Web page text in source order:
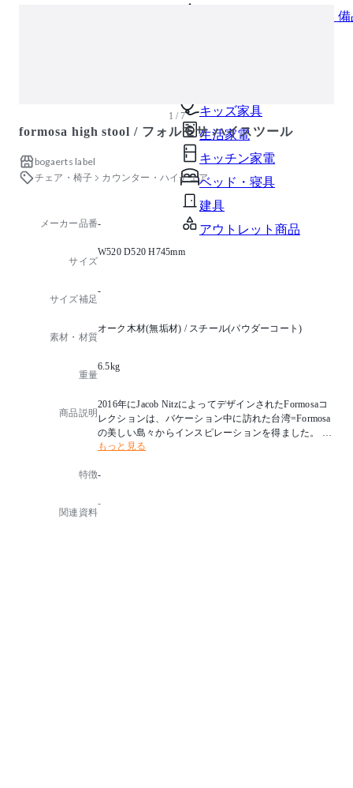
オフィスアクセサリー・
キッズ家具
生活家電
キッチン家電
ベッド・寝具
建具
アウトレット商品
1 / 7
formosa high stool / フォルモサ ハイスツール
bogaerts label
チェア・椅子
カウンター・ハイチェア
メーカー品番-
サイズ
W520 D520 H745mm
サイズ補足
-
素材・材質
オーク木材(無垢材) / スチール(パウダーコート)
重量
6.5kg
商品説明
2016年にJacob NitzによってデザインされたFormosaコ
レクションは、バケーション中に訪れた台湾=Formosa
の美しい島々からインスピレーションを得ました。
フォルモサはかつてポルトガル人によって呼ばれた台
中央の島=テーブルを囲む独立した島々=スツールとし
formosaコレクションは、さまざまな高さと仕上げのス
もっと見る
特徴-
関連資料
-